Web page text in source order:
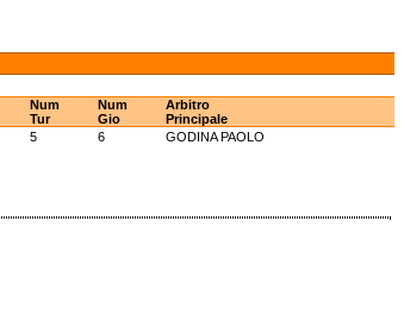
Num
Tur
Num
Gio
Arbitro
Principale
5 6 GODINA PAOLO